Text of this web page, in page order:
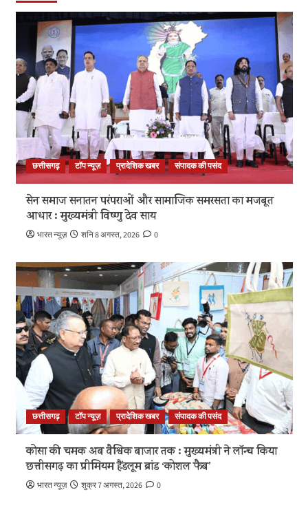
छत्तीसगढ़ टॉप न्यूज़ प्रादेशिक खबर संपादक की पसंद
सेन समाज सनातन परंपराओं और सामाजिक समरसता का मजबूत
आधार : मुख्यमंत्री विष्णु देव साय
भारत न्यूज़ शनि 8 अगस्त, 2026 0
छत्तीसगढ़ टॉप न्यूज़ प्रादेशिक खबर संपादक की पसंद
कोसा की चमक अब वैश्विक बाजार तक : मुख्यमंत्री ने लॉन्च किया
छत्तीसगढ़ का प्रीमियम हैंडलूम ब्रांड ‘कोशल फैब’
भारत न्यूज़ शुक्र 7 अगस्त, 2026 0